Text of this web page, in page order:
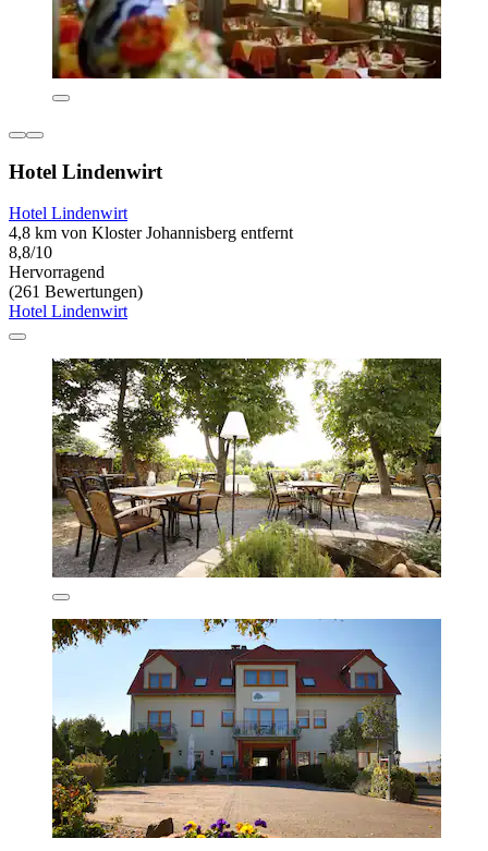
Hotel Lindenwirt
Hotel Lindenwirt
4,8 km von Kloster Johannisberg entfernt
8,8/10
Hervorragend
(261 Bewertungen)
Hotel Lindenwirt